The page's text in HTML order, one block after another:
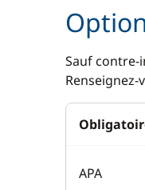
Sauf contre-
APA